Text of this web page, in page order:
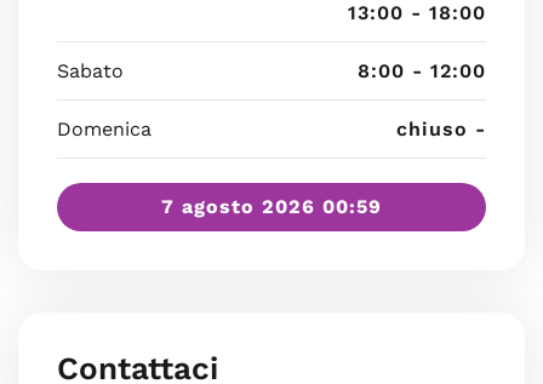
13:00 - 18:00
Sabato 8:00 - 12:00
Domenica chiuso -
7 agosto 2026 00:59
Contattaci